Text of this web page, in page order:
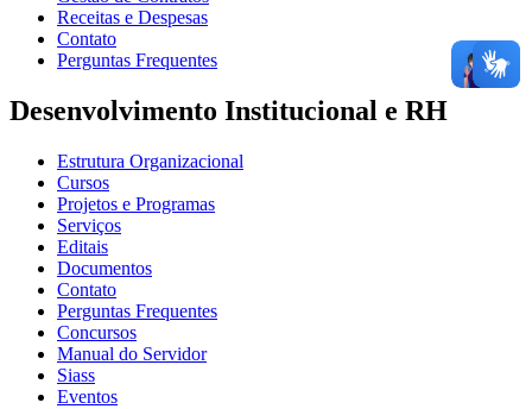
Receitas e Despesas
Contato
Perguntas Frequentes
Desenvolvimento Institucional e RH
Estrutura Organizacional
Cursos
Projetos e Programas
Serviços
Editais
Documentos
Contato
Perguntas Frequentes
Concursos
Manual do Servidor
Siass
Eventos